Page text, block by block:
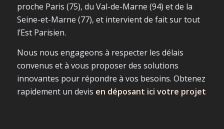
proche Paris (75), du Val-de-Marne (94) et de la
Seine-et-Marne (77), et intervient de fait sur tout
l’Est Parisien.
Nous nous engageons à respecter les délais
convenus et à vous proposer des solutions
innovantes pour répondre à vos besoins. Obtenez
rapidement un devis en déposant ici votre projet